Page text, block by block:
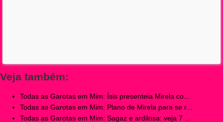
Veja também:
Todas as Garotas em Mim: Ísis presenteia Mirela co...
Todas as Garotas em Mim: Plano de Mirela para se r...
Todas as Garotas em Mim: Sagaz e ardilosa: veja 7 ...